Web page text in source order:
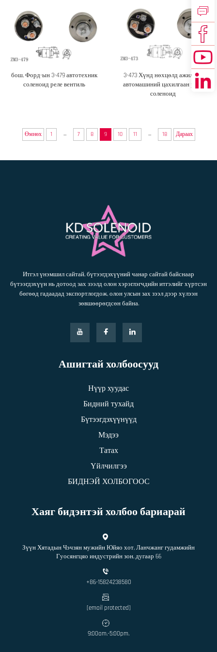
бош, Форд-ын 3-479 автотехник
соленоид реле вентиль
3-473 Хүнд нөхцөлд ажиллах
автомашиний цахилгаан реле
соленоид
Өмнөх 1 ... 7 8 9 10 11 ... 18 Дараах
Итгэл үнэмшил сайтай, бүтээгдэхүүний чанар сайтай байснаар
бүтээгдэхүүн нь дотоод зах зээлд олон хэрэглэгчдийн итгэлийг хүртсэн
бөгөөд гадаадад экспортлогдож, олон улсын зах зээл дээр хүлээн
зөвшөөрөгдсөн байна.
Ашигтай холбоосууд
Нүүр хуудас
Бидний тухайд
Бүтээгдэхүүнүүд
Мэдээ
Татах
Үйлчилгээ
БИДНЭЙ ХОЛБОГООС
Хаяг бидэнтэй холбоо бариарай
Зүүн Хятадын Чэчзян мужийн Юйяо хот, Ланчжанг гудамжийн
Гуосянгцяо индустрийн зон, дугаар 66
+86-15824238580
[email protected]
9:00am.-5:00pm.